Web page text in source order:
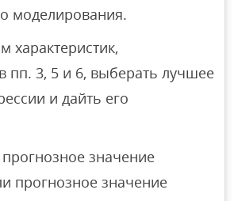
моделирования.
характеристик,
пп. 3, 5 и 6, выберать лучшее
и дайть его
прогнозное значение
прогнозное значение